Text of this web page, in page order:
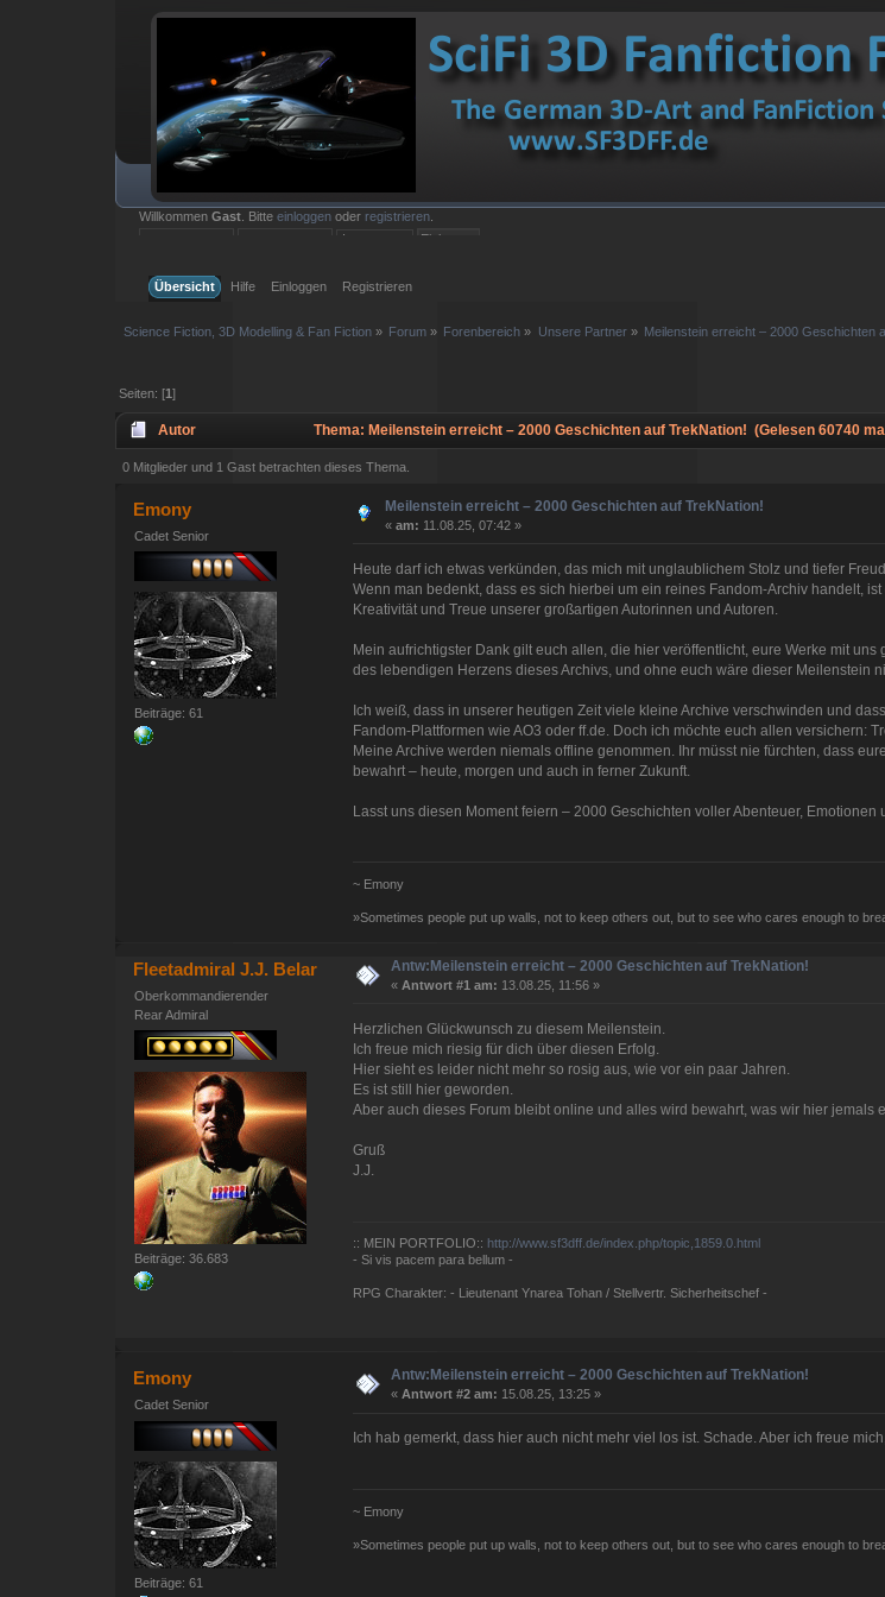
WillkommenGast . Bitteeinloggen oder registrieren
Übersicht
Hilfe Einloggen Registrieren
Science Fiction, 3D Modelling & Fan Fiction» Forum » Forenbereich » Unsere Partner» Meilenstein erreicht – 2000 Geschichten
Seiten: [1 ]
Autor Thema: Meilenstein erreicht – 2000 Geschichten auf TrekNation! (Gelesen 60740
0 Mitglieder und 1 Gast betrachten dieses Thema.
Emony
Cadet Senior
Beiträge: 61
Meilenstein erreicht – 2000 Geschichten auf TrekNation!
«am: 11.08.25, 07:42 »
Heute darf ich etwas verkünden, das mich mit unglaublichem Stolz und tiefer
Wenn man bedenkt, dass es sich hierbei um ein reines Fandom-Archiv handelt,
Kreativität und Treue unserer großartigen Autorinnen und Autoren.
Mein aufrichtigster Dank gilt euch allen, die hier veröffentlicht, eure Werke mit
des lebendigen Herzens dieses Archivs, und ohne euch wäre dieser Meilenstein
Ich weiß, dass in unserer heutigen Zeit viele kleine Archive verschwinden und
Fandom-Plattformen wie AO3 oder ff.de. Doch ich möchte euch allen versichern:
Meine Archive werden niemals offline genommen. Ihr müsst nie fürchten, dass
bewahrt – heute, morgen und auch in ferner Zukunft.
Lasst uns diesen Moment feiern – 2000 Geschichten voller Abenteuer,
~ Emony
»Sometimes people put up walls, not to keep others out, but to see who cares enough to
Fleetadmiral J.J. Belar
Oberkommandierender
Rear Admiral
Beiträge: 36.683
Antw:Meilenstein erreicht – 2000 Geschichten auf TrekNation!
« Antwort #1 am: 13.08.25, 11:56 »
Herzlichen Glückwunsch zu diesem Meilenstein.
Ich freue mich riesig für dich über diesen Erfolg.
Hier sieht es leider nicht mehr so rosig aus, wie vor ein paar Jahren.
Es ist still hier geworden.
Aber auch dieses Forum bleibt online und alles wird bewahrt, was wir hier jemals
Gruß
J.J.
:: MEIN PORTFOLIO:: http://www.sf3dff.de/index.php/topic,1859.0.html
- Si vis pacem para bellum -
RPG Charakter: - Lieutenant Ynarea Tohan / Stellvertr. Sicherheitschef -
Emony
Cadet Senior
Beiträge: 61
Antw:Meilenstein erreicht – 2000 Geschichten auf TrekNation!
« Antwort #2 am: 15.08.25, 13:25 »
Ich hab gemerkt, dass hier auch nicht mehr viel los ist. Schade. Aber ich freue
~ Emony
»Sometimes people put up walls, not to keep others out, but to see who cares enough to